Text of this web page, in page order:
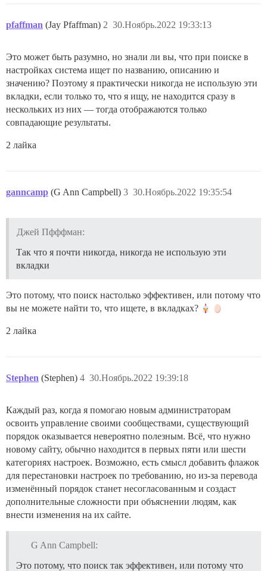
pfaffman (Jay Pfaffman) 30.Ноябрь.2022 19:33:13
2
Это может быть разумно, но знали ли вы, что при поиске в
настройках система ищет по названию, описанию и
значению? Поэтому я практически никогда не использую эти
вкладки, если только то, что я ищу, не находится сразу в
нескольких из них — тогда отображаются только
совпадающие результаты.
2 лайка
ganncamp (G Ann Campbell) 30.Ноябрь.2022 19:35:54
3
Джей Пфффман:
Так что я почти никогда, никогда не использую эти
вкладки
Это потому, что поиск настолько эффективен, или потому что
вы не можете найти то, что ищете, в вкладках?
2 лайка
Stephen (Stephen) 30.Ноябрь.2022 19:39:18
4
Каждый раз, когда я помогаю новым администраторам
освоить управление своими сообществами, существующий
порядок оказывается невероятно полезным. Всё, что нужно
новому сайту, обычно находится в первых пяти или шести
категориях настроек. Возможно, есть смысл добавить флажок
для перестановки настроек по требованию, но из-за перевода
изменённый порядок станет несогласованным и создаст
дополнительные сложности при объяснении людям, как
внести изменения на их сайте.
G Ann Campbell:
Это потому, что поиск так эффективен, или потому что